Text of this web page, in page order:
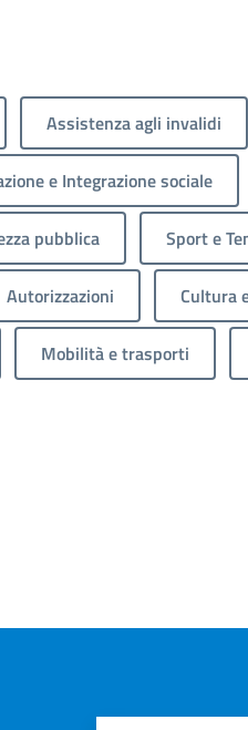
Assistenza agli invalidi
e Integrazione sociale
pubblica Sport e
Autorizzazioni Cultura
Mobilità e trasporti